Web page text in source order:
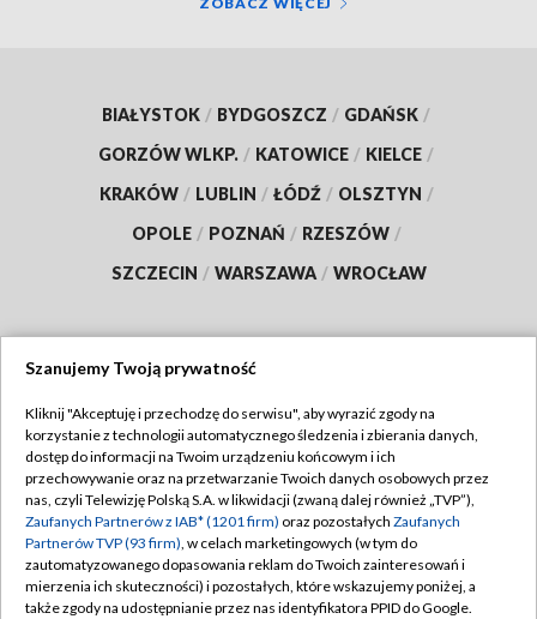
BIAŁYSTOK / BYDGOSZCZ / GDAŃSK /
GORZÓW WLKP. / KATOWICE / KIELCE /
KRAKÓW / LUBLIN / ŁÓDŹ / OLSZTYN /
OPOLE / POZNAŃ / RZESZÓW /
SZCZECIN / WARSZAWA / WROCŁAW
TVP
Abonament TVP
Emisja w TVP
Centrum informacji TVP
Naziemna Telewizja Cyfrowa
Regulamin TVP
Polityka prywatności
Moje zgody
Pomoc
Szanujemy Twoją prywatność
Kliknij "Akceptuję i przechodzę do serwisu", aby wyrazić zgody na
korzystanie z technologii automatycznego śledzenia i zbierania danych,
dostęp do informacji na Twoim urządzeniu końcowym i ich
przechowywanie oraz na przetwarzanie Twoich danych osobowych przez
nas, czyli Telewizję Polską S.A. w likwidacji (zwaną dalej również „TVP”),
Zaufanych Partnerów z IAB* (1201 firm) oraz pozostałych Zaufanych
Partnerów TVP (93 firm), w celach marketingowych (w tym do
zautomatyzowanego dopasowania reklam do Twoich zainteresowań i
mierzenia ich skuteczności) i pozostałych, które wskazujemy poniżej, a
także zgody na udostępnianie przez nas identyfikatora PPID do Google.